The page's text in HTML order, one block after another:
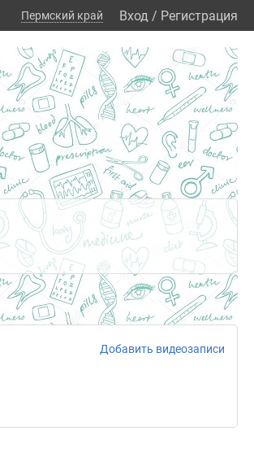
Пермский край Вход / Регистрация
Добавить видеозаписи